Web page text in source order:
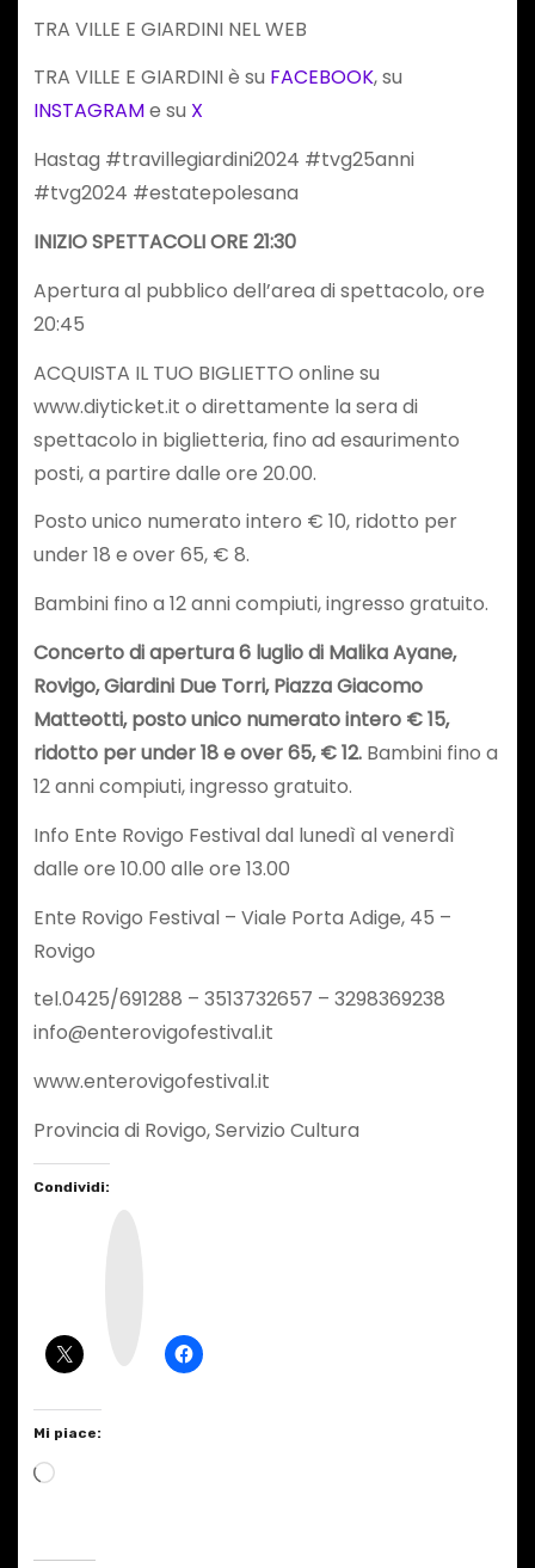
TRA VILLE E GIARDINI NEL WEB
TRA VILLE E GIARDINI è su FACEBOOK, su
INSTAGRAMe su X
Hastag #travillegiardini2024 #tvg25anni
#tvg2024 #estatepolesana
INIZIO SPETTACOLI ORE 21:30
Apertura al pubblico dell’area di spettacolo, ore
20:45
ACQUISTA IL TUO BIGLIETTO online su
www.diyticket.it o direttamente la sera di
spettacolo in biglietteria, fino ad esaurimento
posti, a partire dalle ore 20.00.
Posto unico numerato intero € 10, ridotto per
under 18 e over 65, € 8.
Bambini fino a 12 anni compiuti, ingresso gratuito.
Concerto di apertura 6 luglio di Malika Ayane,
Rovigo, Giardini Due Torri, Piazza Giacomo
Matteotti, posto unico numerato intero € 15,
ridotto per under 18 e over 65, € 12. Bambini fino a
12 anni compiuti, ingresso gratuito.
Info Ente Rovigo Festival dal lunedì al venerdì
dalle ore 10.00 alle ore 13.00
Ente Rovigo Festival – Viale Porta Adige, 45 –
Rovigo
tel.0425/691288 – 3513732657 – 3298369238
info@enterovigofestival.it
www.enterovigofestival.it
Provincia di Rovigo, Servizio Cultura
Condividi:
Mi piace:
C